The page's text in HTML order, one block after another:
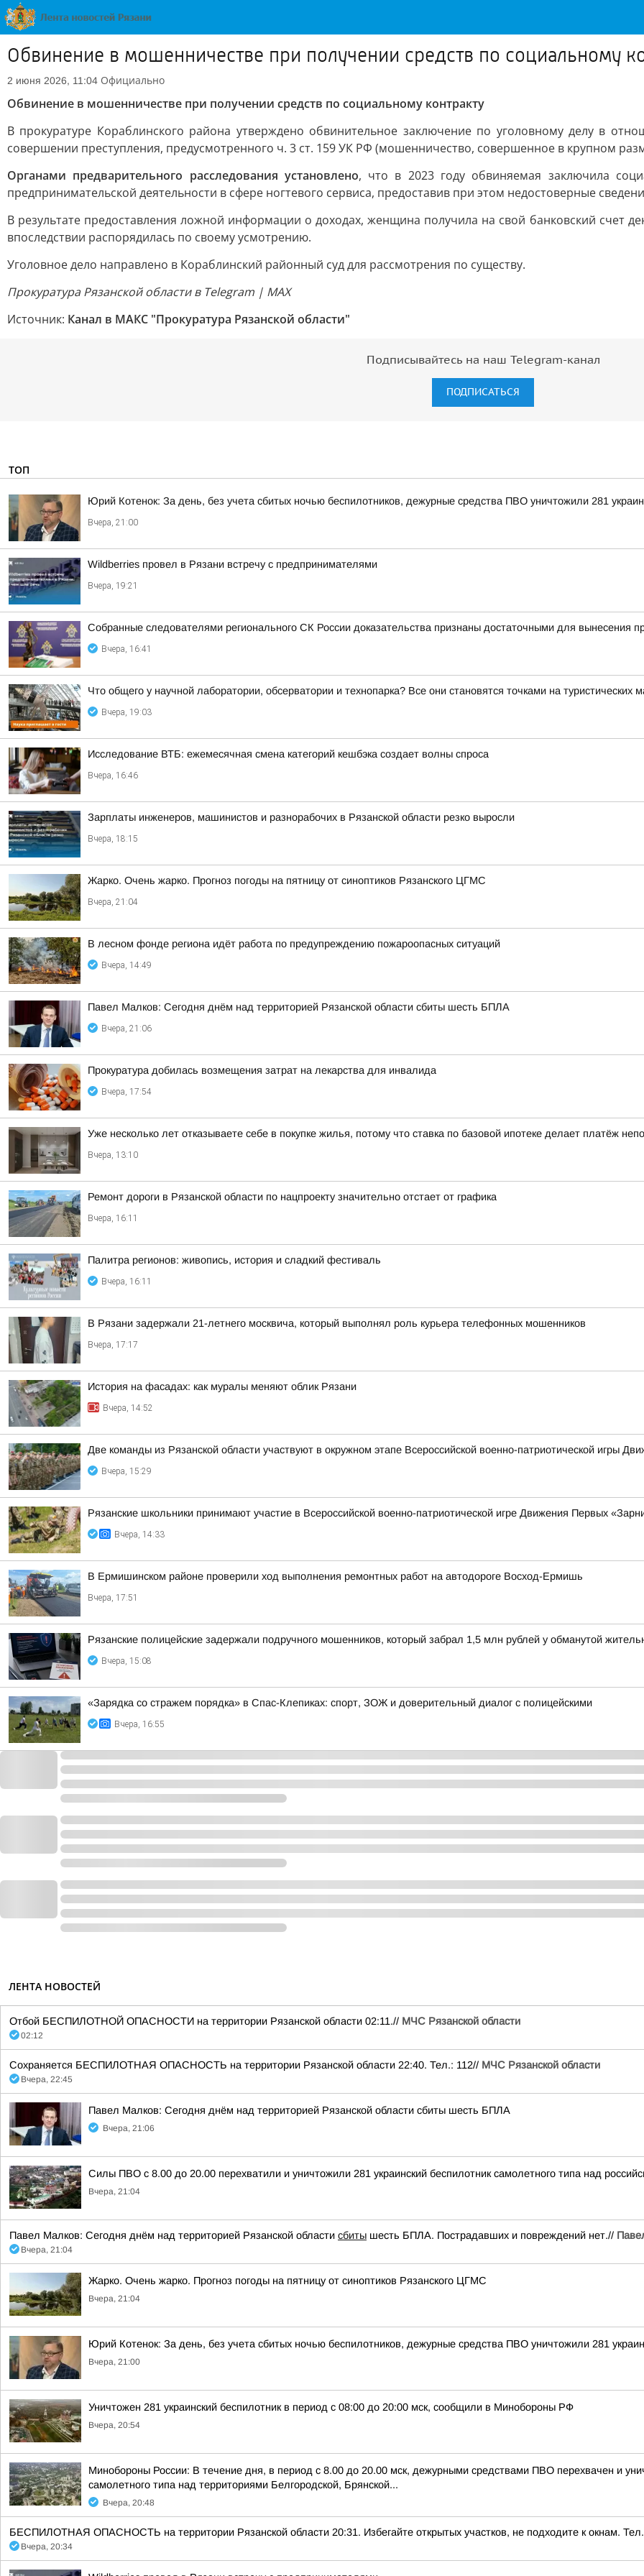
Обвинение в мошенничестве при получении средств по социальному
2 июня 2026, 11:04 Официально
Обвинение в мошенничестве при получении средств по социальному контракту
В прокуратуре Кораблинского района утверждено обвинительное заключение по уголовному делу в
совершении преступления, предусмотренного ч. 3 ст. 159 УК РФ (мошенничество, совершенное в крупном
Органами предварительного расследования установлено, что в 2023 году обвиняемая заключила
предпринимательской деятельности в сфере ногтевого сервиса, предоставив при этом недостоверные
В результате предоставления ложной информации о доходах, женщина получила на свой банковский счет
впоследствии распорядилась по своему усмотрению.
Уголовное дело направлено в Кораблинский районный суд для рассмотрения по существу.
Прокуратура Рязанской области в Telegram | MAX
Источник: Канал в МАКС "Прокуратура Рязанской области"
Подписывайтесь на наш Telegram-канал
ПОДПИСАТЬСЯ
ТОП
Юрий Котенок: За день, без учета сбитых ночью беспилотников, дежурные средства ПВО уничтожили 281
Вчера, 21:00
Wildberries провел в Рязани встречу с предпринимателями
Вчера, 19:21
Собранные следователями регионального СК России доказательства признаны достаточными для вынесения
Вчера, 16:41
Что общего у научной лаборатории, обсерватории и технопарка? Все они становятся точками на туристических
Вчера, 19:03
Исследование ВТБ: ежемесячная смена категорий кешбэка создает волны спроса
Вчера, 16:46
Зарплаты инженеров, машинистов и разнорабочих в Рязанской области резко выросли
Вчера, 18:15
Жарко. Очень жарко. Прогноз погоды на пятницу от синоптиков Рязанского ЦГМС
Вчера, 21:04
В лесном фонде региона идёт работа по предупреждению пожароопасных ситуаций
Вчера, 14:49
Павел Малков: Сегодня днём над территорией Рязанской области сбиты шесть БПЛА
Вчера, 21:06
Прокуратура добилась возмещения затрат на лекарства для инвалида
Вчера, 17:54
Уже несколько лет отказываете себе в покупке жилья, потому что ставка по базовой ипотеке делает платёж
Вчера, 13:10
Ремонт дороги в Рязанской области по нацпроекту значительно отстает от графика
Вчера, 16:11
Палитра регионов: живопись, история и сладкий фестиваль
Вчера, 16:11
В Рязани задержали 21-летнего москвича, который выполнял роль курьера телефонных мошенников
Вчера, 17:17
История на фасадах: как муралы меняют облик Рязани
Вчера, 14:52
Две команды из Рязанской области участвуют в окружном этапе Всероссийской военно-патриотической игры
Вчера, 15:29
Рязанские школьники принимают участие в Всероссийской военно-патриотической игре Движения Первых
Вчера, 14:33
В Ермишинском районе проверили ход выполнения ремонтных работ на автодороге Восход-Ермишь
Вчера, 17:51
Рязанские полицейские задержали подручного мошенников, который забрал 1,5 млн рублей у обманутой
Вчера, 15:08
«Зарядка со стражем порядка» в Спас-Клепиках: спорт, ЗОЖ и доверительный диалог с полицейскими
Вчера, 16:55
ЛЕНТА НОВОСТЕЙ
Отбой БЕСПИЛОТНОЙ ОПАСНОСТИ на территории Рязанской области 02:11.// МЧС Рязанской области
02:12
Сохраняется БЕСПИЛОТНАЯ ОПАСНОСТЬ на территории Рязанской области 22:40. Тел.: 112// МЧС Рязанской области
Вчера, 22:45
Павел Малков: Сегодня днём над территорией Рязанской области сбиты шесть БПЛА
Вчера, 21:06
Силы ПВО с 8.00 до 20.00 перехватили и уничтожили 281 украинский беспилотник самолетного типа над
Вчера, 21:04
Павел Малков: Сегодня днём над территорией Рязанской области сбиты шесть БПЛА. Пострадавших и повреждений нет.//
Вчера, 21:04
Жарко. Очень жарко. Прогноз погоды на пятницу от синоптиков Рязанского ЦГМС
Вчера, 21:04
Юрий Котенок: За день, без учета сбитых ночью беспилотников, дежурные средства ПВО уничтожили 281
Вчера, 21:00
Уничтожен 281 украинский беспилотник в период с 08:00 до 20:00 мск, сообщили в Минобороны РФ
Вчера, 20:54
Минобороны России: В течение дня, в период с 8.00 до 20.00 мск, дежурными средствами ПВО перехвачен и
самолетного типа над территориями Белгородской, Брянской...
Вчера, 20:48
БЕСПИЛОТНАЯ ОПАСНОСТЬ на территории Рязанской области 20:31. Избегайте открытых участков, не подходите к окнам.
Вчера, 20:34